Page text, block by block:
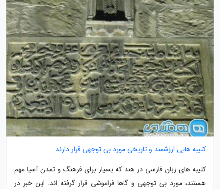
کتیبه هایی ارزشمند و تاریخی مورد بی توجهی قرار دارند
کتیبه های زبان فارسی در هند که بسیار برای فرهنگ و تمدن آسیا مهم
هستند، مورد بی توجهی و گاها فراموشی قرار گرفته اند. این خبر در